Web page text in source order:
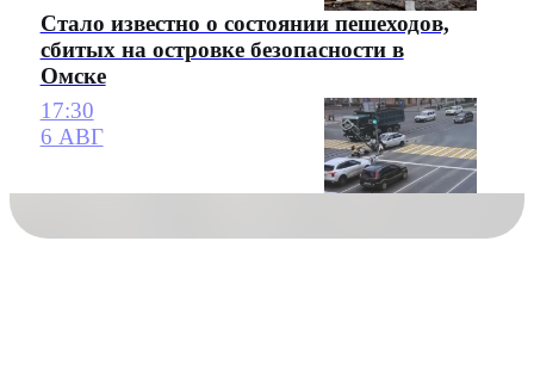
Стало известно о состоянии пешеходов,
сбитых на островке безопасности в
Омске
17:30
6 АВГ